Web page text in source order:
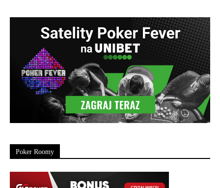
Poker Roomy